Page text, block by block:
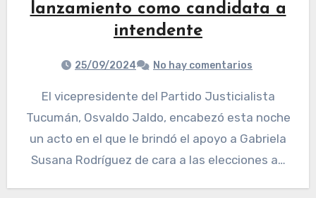
lanzamiento como candidata a
intendente
25/09/2024 No hay comentarios
El vicepresidente del Partido Justicialista
Tucumán, Osvaldo Jaldo, encabezó esta noche
un acto en el que le brindó el apoyo a Gabriela
Susana Rodríguez de cara a las elecciones a…